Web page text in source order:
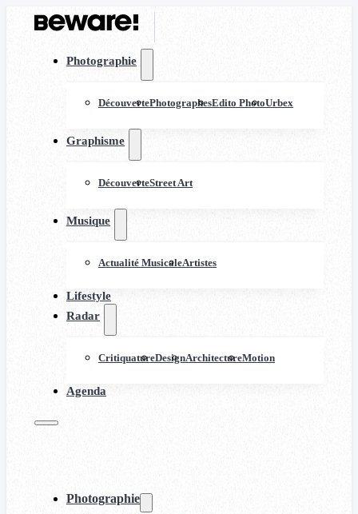
Photographie
DécouvertePhotographesEdito PhotoUrbex
Graphisme
DécouverteStreet Art
Musique
Actualité MusicaleArtistes
Lifestyle
Radar
CritiquatureDesignArchitectureMotion
Agenda
Photographie